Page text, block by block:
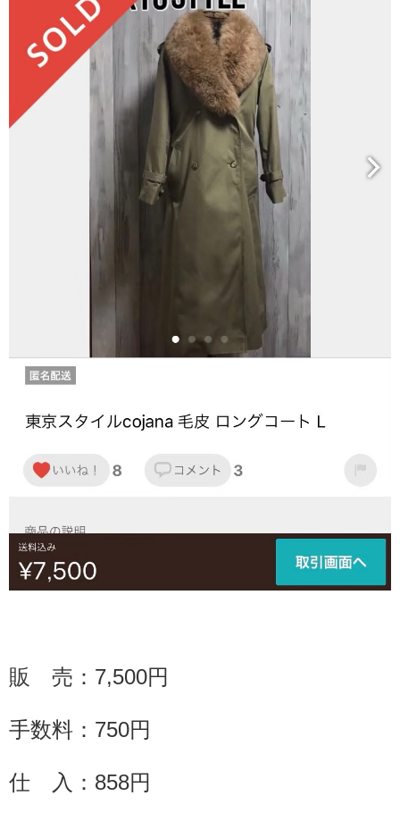
販 売： 7,500円
手数料： 750円
仕 入：858円